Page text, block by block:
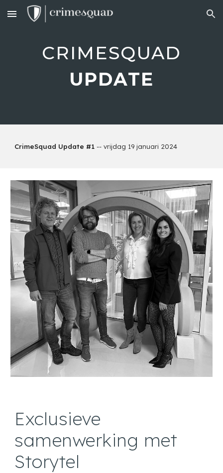
Skip to main content Skip to navigation
CRIMESQUAD
UPDATE
CrimeSquad Update #1-- vrijdag 19 januari 2024
Exclusieve
samenwerking met
Storytel